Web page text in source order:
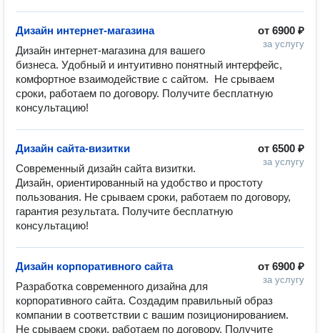
от 6900 ₽
за услугу
Дизайн интернет-магазина
Дизайн интернет-магазина для вашего
бизнеса. Удобный и интуитивно понятный интерфейс,
комфортное взаимодействие с сайтом.  Не срываем
сроки, работаем по договору. Получите бесплатную
консультацию!
от 6500 ₽
за услугу
Дизайн сайта-визитки
Современный дизайн сайта визитки.
Дизайн, ориентированный на удобство и простоту
пользования. Не срываем сроки, работаем по договору,
гарантия результата. Получите бесплатную
консультацию!
от 6900 ₽
за услугу
Дизайн корпоративного сайта
Разработка современного дизайна для
корпоративного сайта. Создадим правильный образ
компании в соответствии с вашим позиционированием.
Не срываем сроки, работаем по договору. Получите